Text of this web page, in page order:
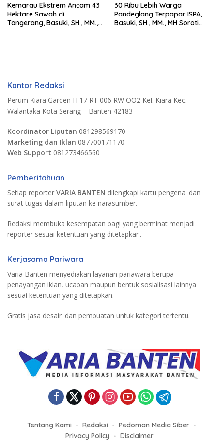
Kemarau Ekstrem Ancam 43
Hektare Sawah di
Tangerang, Basuki, SH., MM.,
30 Ribu Lebih Warga
Pandeglang Terpapar ISPA,
Basuki, SH., MM., MH Soroti
Kantor Redaksi
Perum Kiara Garden H 17 RT 006 RW OO2 Kel. Kiara Kec.
Walantaka Kota Serang – Banten 42183
Koordinator Liputan 081298569170
Marketing dan Iklan 087700171170
Web Support 081273466560
Pemberitahuan
Setiap reporter VARIA BANTEN dilengkapi kartu pengenal dan
surat tugas dalam liputan ke narasumber.
Redaksi membuka kesempatan bagi yang berminat menjadi
reporter sesuai ketentuan yang ditetapkan.
Kerjasama Pariwara
Varia Banten menyediakan layanan pariawara berupa
penayangan iklan, ucapan maupun bentuk sosialisasi lainnya
sesuai ketentuan yang ditetapkan.
Gratis jasa desain dan pembuatan untuk kategori tertentu.
Tentang Kami Redaksi
Pedoman Media Siber
Privacy Policy
Disclaimer